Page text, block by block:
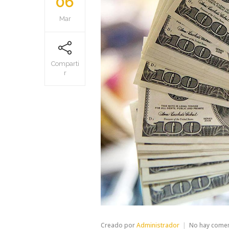
Mar
Comparti
r
Creado porAdministrador No hay